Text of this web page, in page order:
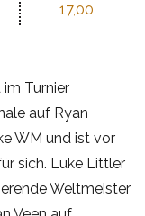
17,00
im Turnier
auf Ryan
WM und ist vor
sich. Luke Littler
Weltmeister